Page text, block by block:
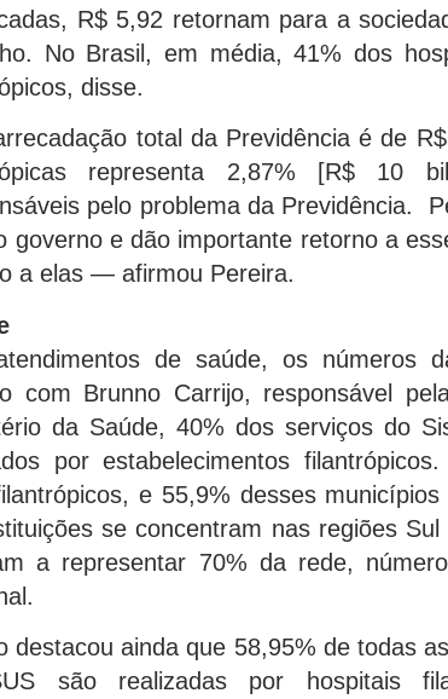
R$ 5,92 retornam para a
No Brasil, em média, 41% dos
disse.
total da Previdência é de
representa 2,87% [R$ 10
pelo problema da Previdência.
governo e dão importante retorno a
a elas — afirmou Pereira.
de saúde, os números
com Brunno Carrijo, responsável
da Saúde, 40% dos serviços do
por estabelecimentos
e 55,9% desses
se concentram nas regiões
a representar 70% da rede,
destacou ainda que 58,95% de todas
são realizadas por hospitais